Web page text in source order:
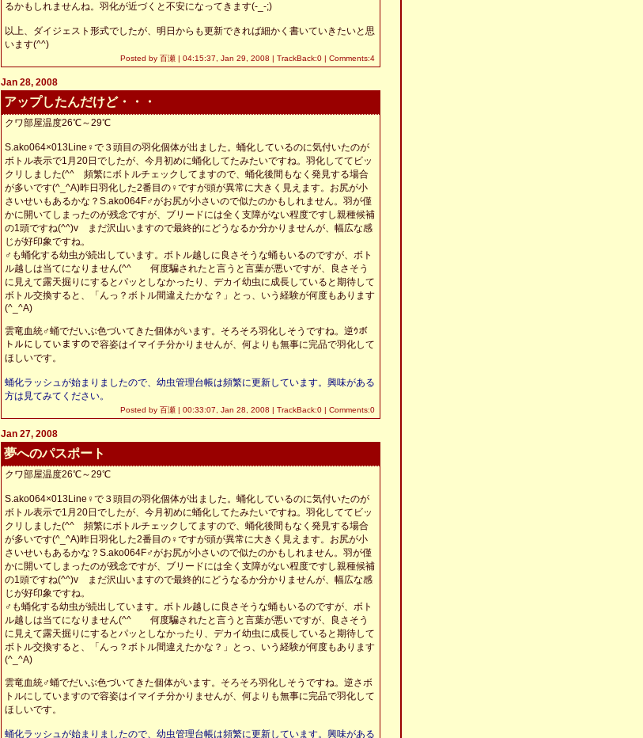
るかもしれませんね。羽化が近づくと不安になってきます(-_-;)
以上、ダイジェスト形式でしたが、明日からも更新できれば細かく書いていきたいと思
います(^^)
Posted by 百瀬 | 04:15:37, Jan 29, 2008 | TrackBack:0 | Comments:4
Jan 28, 2008
アップしたんだけど・・・
クワ部屋温度26℃～29℃
S.ako064×013Line♀で３頭目の羽化個体が出ました。蛹化しているのに気付いたのが
ボトル表示で1月20日でしたが、今月初めに蛹化してたみたいですね。羽化しててビッ
クリしました(^^ゞ頻繁にボトルチェックしてますので、蛹化後間もなく発見する場合
が多いです(^_^A)昨日羽化した2番目の♀ですが頭が異常に大きく見えます。お尻が小
さいせいもあるかな？S.ako064F♂がお尻が小さいので似たのかもしれません。羽が僅
かに開いてしまったのが残念ですが、ブリードには全く支障がない程度ですし親種候補
の1頭ですね(^^)v まだ沢山いますので最終的にどうなるか分かりませんが、幅広な感
じが好印象ですね。
♂も蛹化する幼虫が続出しています。ボトル越しに良さそうな蛹もいるのですが、ボト
ル越しは当てになりません(^^ゞ 何度騙されたと言うと言葉が悪いですが、良さそう
に見えて露天掘りにするとパッとしなかったり、デカイ幼虫に成長していると期待して
ボトル交換すると、「んっ？ボトル間違えたかな？」とっ、いう経験が何度もあります
(^_^A)
雲竜血統♂蛹でだいぶ色づいてきた個体がいます。そろそろ羽化しそうですね。逆ｳボ
トルにしていますので容姿はイマイチ分かりませんが、何よりも無事に完品で羽化して
ほしいです。
蛹化ラッシュが始まりましたので、幼虫管理台帳は頻繁に更新しています。興味がある
方は見てみてください。
Posted by 百瀬 | 00:33:07, Jan 28, 2008 | TrackBack:0 | Comments:0
Jan 27, 2008
夢へのパスポート
クワ部屋温度26℃～29℃
S.ako064×013Line♀で３頭目の羽化個体が出ました。蛹化しているのに気付いたのが
ボトル表示で1月20日でしたが、今月初めに蛹化してたみたいですね。羽化しててビッ
クリしました(^^ゞ頻繁にボトルチェックしてますので、蛹化後間もなく発見する場合
が多いです(^_^A)昨日羽化した2番目の♀ですが頭が異常に大きく見えます。お尻が小
さいせいもあるかな？S.ako064F♂がお尻が小さいので似たのかもしれません。羽が僅
かに開いてしまったのが残念ですが、ブリードには全く支障がない程度ですし親種候補
の1頭ですね(^^)v まだ沢山いますので最終的にどうなるか分かりませんが、幅広な感
じが好印象ですね。
♂も蛹化する幼虫が続出しています。ボトル越しに良さそうな蛹もいるのですが、ボト
ル越しは当てになりません(^^ゞ 何度騙されたと言うと言葉が悪いですが、良さそう
に見えて露天掘りにするとパッとしなかったり、デカイ幼虫に成長していると期待して
ボトル交換すると、「んっ？ボトル間違えたかな？」とっ、いう経験が何度もあります
(^_^A)
雲竜血統♂蛹でだいぶ色づいてきた個体がいます。そろそろ羽化しそうですね。逆さボ
トルにしていますので容姿はイマイチ分かりませんが、何よりも無事に完品で羽化して
ほしいです。
蛹化ラッシュが始まりましたので、幼虫管理台帳は頻繁に更新しています。興味がある